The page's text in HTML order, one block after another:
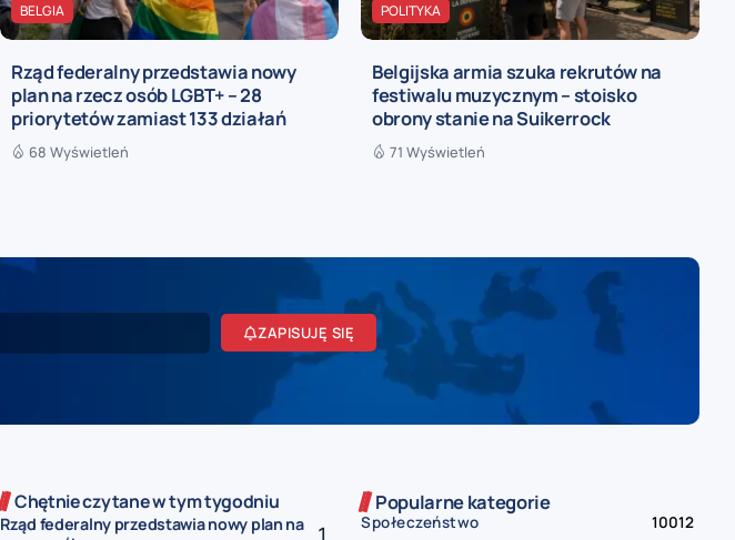
BELGIA
Rząd federalny przedstawia nowy
plan na rzecz osób LGBT+ – 28
priorytetów zamiast 133 działań
68 Wyświetleń
POLITYKA
Belgijska armia szuka rekrutów na
festiwalu muzycznym – stoisko
obrony stanie na Suikerrock
71 Wyświetleń
ZAPISUJĘ SIĘ
Chętnie czytane w tym tygodniu
Rząd federalny przedstawia nowy plan na
Popularne kategorie
Społeczeństwo
10012